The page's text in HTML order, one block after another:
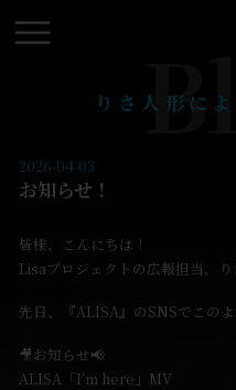
りさ人形に
2026-04-03
お知らせ！
皆様、こんにちは！
Lisaプロジェクトの広報担当、り
先日、『ALISA』のSNSでこの
🎥お知らせ📢
ALISA「I’m here」MV